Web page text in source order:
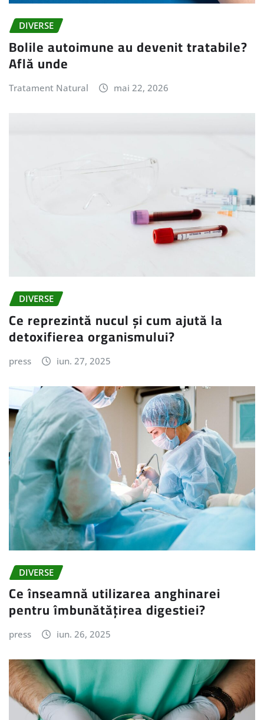
DIVERSE
Bolile autoimune au devenit tratabile?
Află unde
Tratament Natural mai 22, 2026
DIVERSE
Ce reprezintă nucul și cum ajută la
detoxifierea organismului?
press iun. 27, 2025
DIVERSE
Ce înseamnă utilizarea anghinarei
pentru îmbunătățirea digestiei?
press iun. 26, 2025